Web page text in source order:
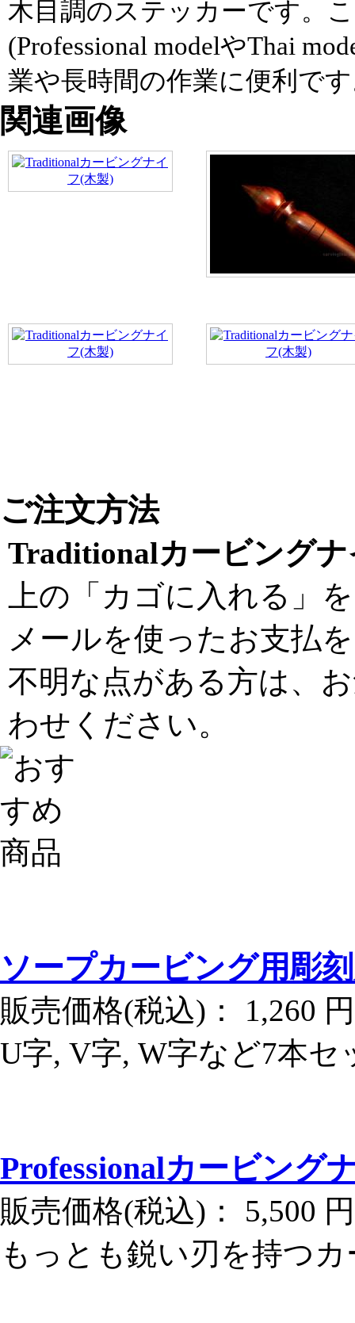
木目調のステッカーです。
(Professional modelやThai
業や長時間の作業に便利で
関連画像
ご注文方法
Traditionalカービング
上の「カゴに入れる」
メールを使ったお支払
不明な点がある方は、
わせください。
ソープカービング用彫
販売価格(税込)： 1,260 円
U字, V字, W字など7本セ
Professionalカービング
販売価格(税込)： 5,500 円
もっとも鋭い刃を持つ